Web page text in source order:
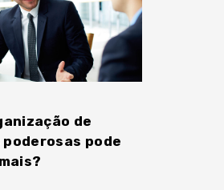
de
poderosas pode